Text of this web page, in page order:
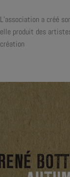
L’association a créé
elle produit des
création